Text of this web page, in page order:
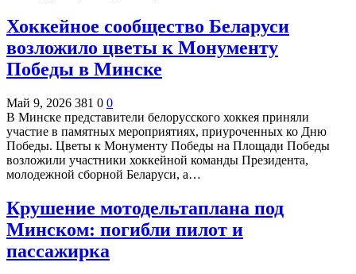
Хоккейное сообщество Беларуси
возложило цветы к Монументу
Победы в Минске
Май 9, 2026 381 0 0
В Минске представители белорусского хоккея приняли
участие в памятных мероприятиях, приуроченных ко Дню
Победы. Цветы к Монументу Победы на Площади Победы
возложили участники хоккейной команды Президента,
молодежной сборной Беларуси, а…
Крушение мотодельтаплана под
Минском: погибли пилот и
пассажирка